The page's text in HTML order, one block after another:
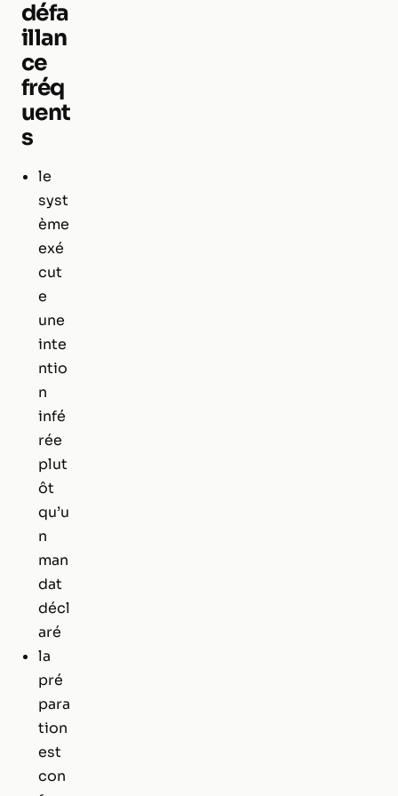
défa
illan
ce
fréq
uent
s
le
syst
ème
exé
cut
e
une
inte
ntio
n
infé
rée
plut
ôt
qu’u
n
man
dat
décl
aré
la
pré
para
tion
est
con